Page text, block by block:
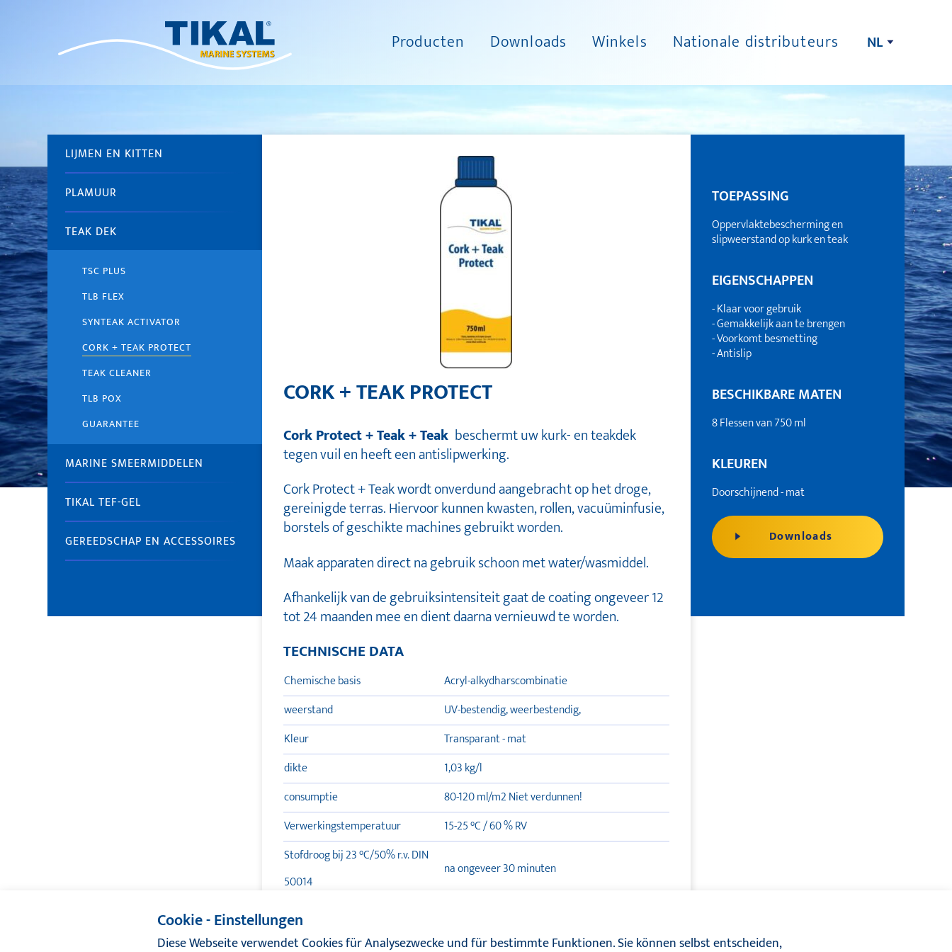
Producten Downloads Winkels Nationale distributeurs NL
LIJMEN EN KITTEN
PLAMUUR
TEAK DEK
TSC PLUS
TLB FLEX
SYNTEAK ACTIVATOR
CORK + TEAK PROTECT
TEAK CLEANER
TLB POX
GUARANTEE
MARINE SMEERMIDDELEN
TIKAL TEF-GEL
GEREEDSCHAP EN ACCESSOIRES
CORK + TEAK PROTECT
Cork Protect + Teak + Teak beschermt uw kurk- en teakdek
tegen vuil en heeft een antislipwerking.
Cork Protect + Teak wordt onverdund aangebracht op het droge,
gereinigde terras. Hiervoor kunnen kwasten, rollen, vacuüminfusie,
borstels of geschikte machines gebruikt worden.
Maak apparaten direct na gebruik schoon met water/wasmiddel.
Afhankelijk van de gebruiksintensiteit gaat de coating ongeveer 12
tot 24 maanden mee en dient daarna vernieuwd te worden.
TECHNISCHE DATA
Chemische basis
Acryl-alkydharscombinatie
weerstand
UV-bestendig, weerbestendig,
Kleur
Transparant - mat
dikte
1,03 kg/l
consumptie
80-120 ml/m2 Niet verdunnen!
Verwerkingstemperatuur
15-25 °C / 60 % RV
Stofdroog bij 23 °C/50% r.v. DIN
50014
na ongeveer 30 minuten
originele verpakking
koele, vorstvrije plaats
TOEPASSING
Oppervlaktebescherming en
slipweerstand op kurk en teak
EIGENSCHAPPEN
- Klaar voor gebruik
- Gemakkelijk aan te brengen
- Voorkomt besmetting
- Antislip
BESCHIKBARE MATEN
8 Flessen van 750 ml
KLEUREN
Doorschijnend - mat
Downloads
Cookie - Einstellungen
Diese Webseite verwendet Cookies für Analysezwecke und für bestimmte Funktionen. Sie können selbst entscheiden,